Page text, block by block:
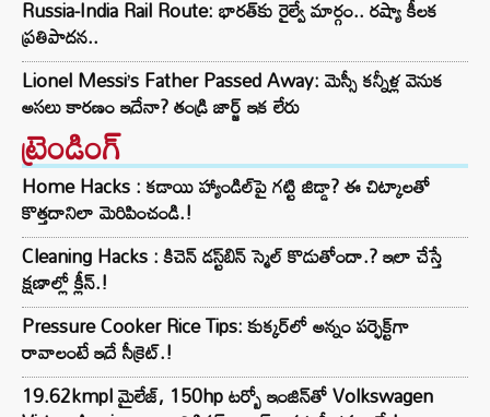
Russia-India Rail Route: భారత్‌కు రైల్వే మార్గం.. రష్యా కీలక
ప్రతిపాదన..
Lionel Messi’s Father Passed Away: మెస్సీ కన్నీళ్ల వెనుక
అసలు కారణం ఇదేనా? తండ్రి జార్జ్ ఇక లేరు
ట్రెండింగ్‌
Home Hacks : కడాయి హ్యాండిల్‌పై గట్టి జిడ్డా? ఈ చిట్కాలతో
కొత్తదానిలా మెరిపించండి.!
Cleaning Hacks : కిచెన్ డస్ట్‌బిన్ స్మెల్ కొడుతోందా.? ఇలా చేస్తే
క్షణాల్లో క్లీన్.!
Pressure Cooker Rice Tips: కుక్కర్‌లో అన్నం పర్ఫెక్ట్‌గా
రావాలంటే ఇదే సీక్రెట్.!
19.62kmpl మైలేజ్, 150hp టర్బో ఇంజిన్‌తో Volkswagen